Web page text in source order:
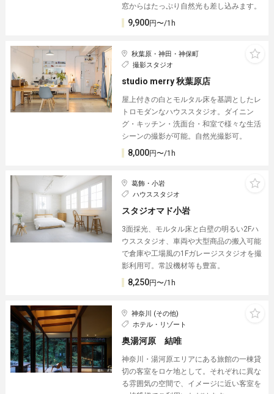
窓からはたっぷり自然光も差し込みます。
9,900円〜/1h
秋葉原・神田・神保町
撮影スタジオ
studio merry 秋葉原店︎
屋上付きの白とモルタル床を基調としたレ
トロモダンなハウススタジオ。︎ダイニン
グ・キッチン・洗面台・和室で様々な生活
シーンの撮影が可能。自然光撮影可。
8,000円〜/1h
葛飾・小岩
ハウススタジオ
スタジオマド小岩
3面採光、モルタル床と白壁の明るい2Fハ
ウススタジオ、車両や大型商品の搬入可能
で倉庫や工場風の1Fガレージスタジオを撮
影利用可。常設機材等も豊富。
8,250円〜/1h
神奈川 (その他)
ホテル・リゾート
奥湯河原 結唯
神奈川・湯河原エリアにある旅館の一棟貸
切の客室をロケ地として。それぞれに異な
る雰囲気の空間で、イメージに近い客室を